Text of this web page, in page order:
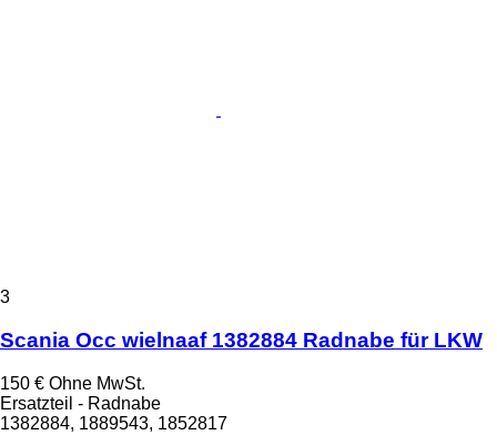
3
Scania Occ wielnaaf 1382884 Radnabe für LKW
150 € Ohne MwSt.
Ersatzteil - Radnabe
1382884, 1889543, 1852817